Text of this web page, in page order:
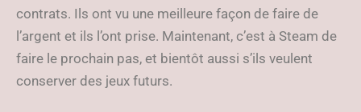
contrats. Ils ont vu une meilleure façon de faire de
l’argent et ils l’ont prise. Maintenant, c’est à Steam de
faire le prochain pas, et bientôt aussi s’ils veulent
conserver des jeux futurs.